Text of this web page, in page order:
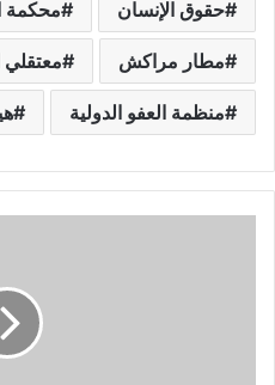
حقوق الإنسان محكمة
مطار مراكش معتقلي
منظمة العفو الدولية